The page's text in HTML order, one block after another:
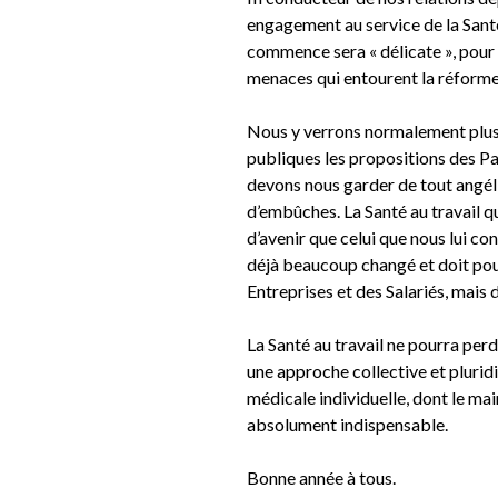
engagement au service de la
commence sera « délicate »,
menaces qui entourent la
Nous y verrons normalement
publiques les propositions des
devons nous garder de tout
d’embûches. La Santé au travail
d’avenir que celui que nous lui
déjà beaucoup changé et doit
Entreprises et des Salariés, mais
La Santé au travail ne pourra
une approche collective et
médicale individuelle, dont le
absolument indispensable.
Bonne année à tous.